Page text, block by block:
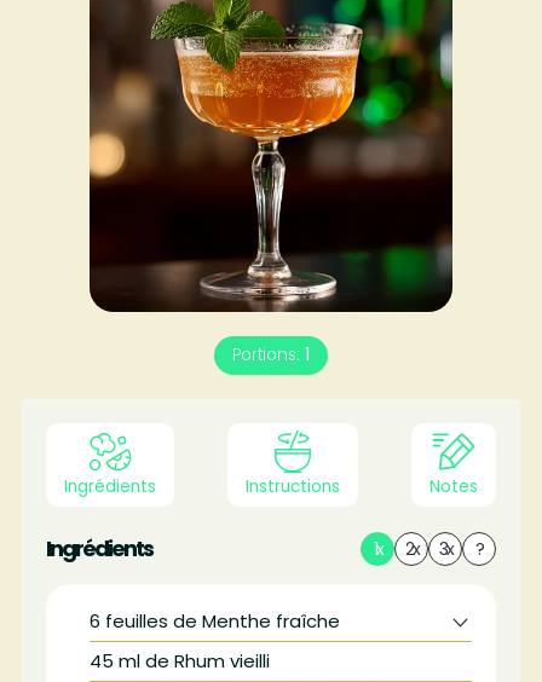
Portions: 1
Ingrédients Instructions Notes
Ingrédients 1x 2x 3x ?
6 feuilles de Menthe fraîche
45 mlde Rhum vieilli